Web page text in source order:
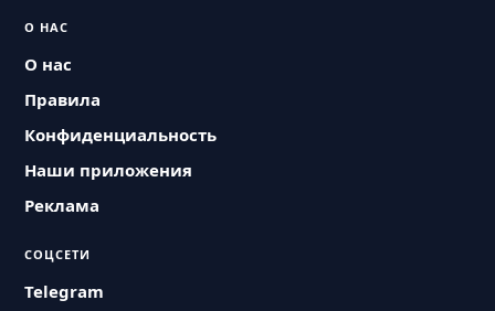
О НАС
О нас
Правила
Конфиденциальность
Наши приложения
Реклама
СОЦСЕТИ
Telegram